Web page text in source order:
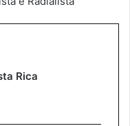
Rica